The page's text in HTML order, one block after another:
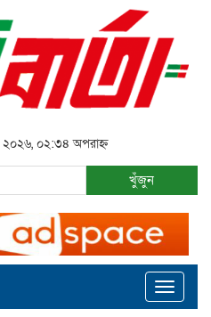
২০২৬, ০২:৩৪ অপরাহ্ন
খুঁজুন
Toggle